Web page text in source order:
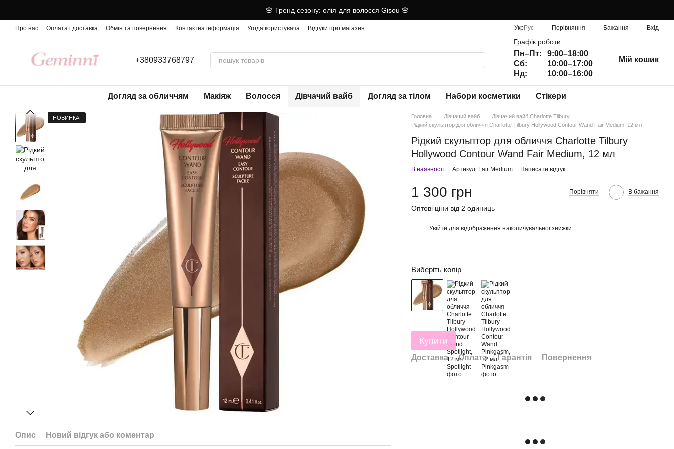
🌸 Тренд сезону: олія для волосся Gisou 🌸
Про нас Оплата і доставка Обмін та повернення Контактна інформація Угода користувача Відгуки про магазин УкрРус Порівняння Бажання Вхід
+380933768797
Графік роботи:
Пн–Пт:
9:00–18:00
Сб:
10:00–17:00
Нд:
10:00–16:00
Мій кошик
Догляд за обличчям Макіяж Волосся Дівчачий вайб Догляд за тілом Набори косметики Стікери
НОВИНКА
Опис Новий відгук або коментар
Головна Дівчачий вайб
Дівчачий вайб Charlotte Tilbury
Рідкий скульптор для обличчя Charlotte Tilbury Hollywood Contour Wand Fair Medium, 12 мл
Рідкий скульптор для обличчя Charlotte Tilbury
Hollywood Contour Wand Fair Medium, 12 мл
В наявності Артикул: Fair Medium Написати відгук
1 300 грн Порівняти В бажання
Оптові ціни від 2 одиниць
Увійти для відображення накопичувальної знижки
Виберіть колір
Купити
Доставка Оплата Гарантія Повернення